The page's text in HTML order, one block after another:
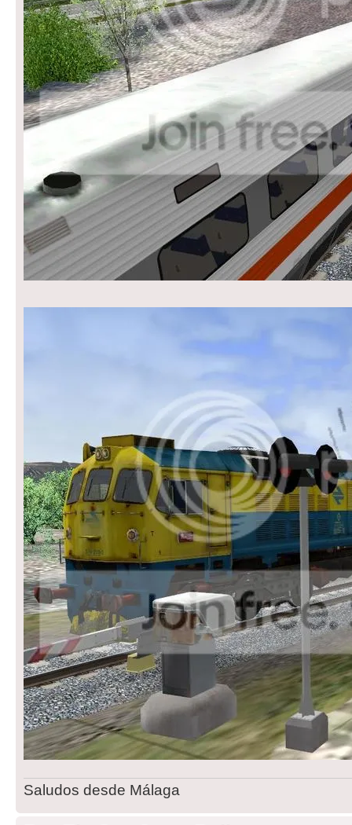
Saludos desde Málaga